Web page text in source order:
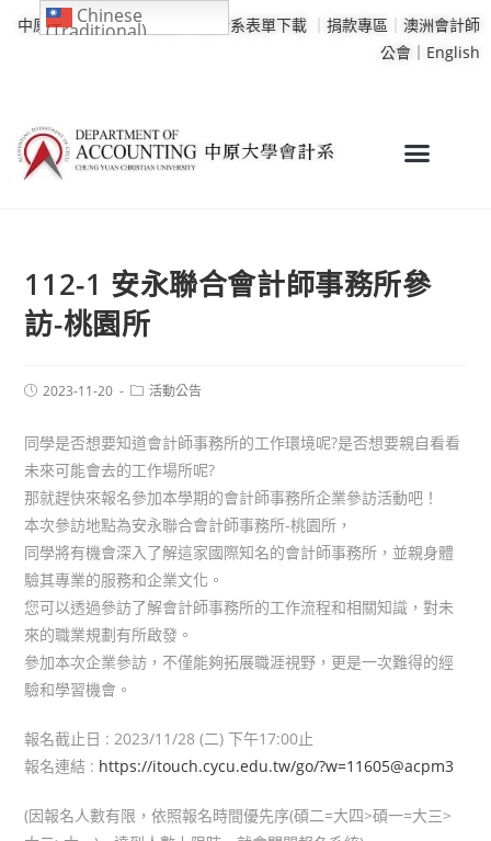
中原大學｜學校行事曆 會計系表單下載 ｜ 捐款專區 ｜ 澳洲會計師
公會｜ English
112-1 安永聯合會計師事務所參
訪-桃園所
2023-11-20 活動公告
同學是否想要知道會計師事務所的工作環境呢?是否想要親自看看
未來可能會去的工作場所呢?
那就趕快來報名參加本學期的會計師事務所企業參訪活動吧！
本次參訪地點為安永聯合會計師事務所-桃園所，
同學將有機會深入了解這家國際知名的會計師事務所，並親身體
驗其專業的服務和企業文化。
您可以透過參訪了解會計師事務所的工作流程和相關知識，對未
來的職業規劃有所啟發。
參加本次企業參訪，不僅能夠拓展職涯視野，更是一次難得的經
驗和學習機會。
報名截止日 : 2023/11/28 (二) 下午17:00止
報名連結 : https://itouch.cycu.edu.tw/go/?w=11605@acpm3
(因報名人數有限，依照報名時間優先序(碩二=大四>碩一=大三>
Chinese
(Traditional)